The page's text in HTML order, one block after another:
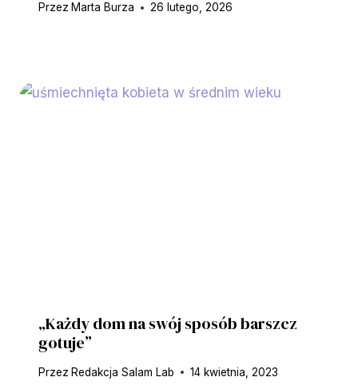
Przez Marta Burza 26 lutego, 2026
„Każdy dom na swój sposób barszcz
gotuje”
Przez Redakcja Salam Lab 14 kwietnia, 2023